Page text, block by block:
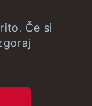
Če si